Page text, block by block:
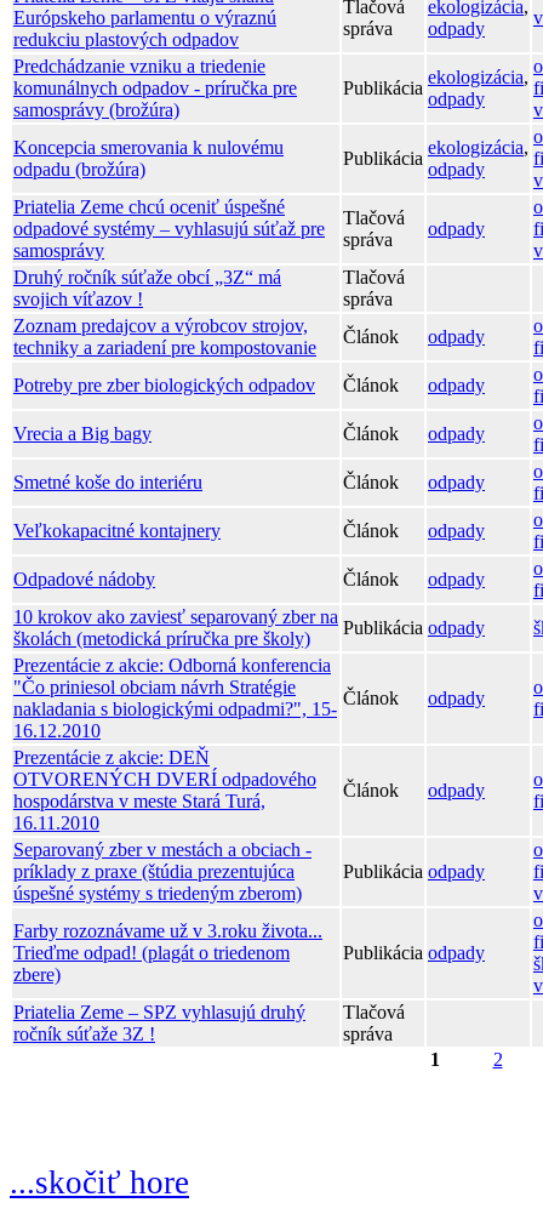
Európskeho parlamentu o výraznú
redukciu plastových odpadov
Tlačová
správa
ekologizácia,
odpady
Predchádzanie vzniku a triedenie
komunálnych odpadov - príručka pre
samosprávy (brožúra)
Publikácia
ekologizácia,
odpady
Koncepcia smerovania k nulovému
odpadu (brožúra)
Publikácia
ekologizácia,
odpady
Priatelia Zeme chcú oceniť úspešné
odpadové systémy – vyhlasujú súťaž pre
samosprávy
Tlačová
správa
odpady
Druhý ročník súťaže obcí „3Z“ má
svojich víťazov !
Tlačová
správa
Zoznam predajcov a výrobcov strojov,
techniky a zariadení pre kompostovanie
Článok odpady
Potreby pre zber biologických odpadov
Článok odpady
Vrecia a Big bagy
Článok odpady
Smetné koše do interiéru
Článok odpady
Veľkokapacitné kontajnery
Článok odpady
Odpadové nádoby
Článok odpady
10 krokov ako zaviesť separovaný zber na
školách (metodická príručka pre školy)
Publikácia odpady
Prezentácie z akcie: Odborná konferencia
"Čo priniesol obciam návrh Stratégie
nakladania s biologickými odpadmi?", 15-
16.12.2010
Článok odpady
Prezentácie z akcie: DEŇ
OTVORENÝCH DVERÍ odpadového
hospodárstva v meste Stará Turá,
16.11.2010
Článok odpady
Separovaný zber v mestách a obciach -
príklady z praxe (štúdia prezentujúca
úspešné systémy s triedeným zberom)
Publikácia odpady
Farby rozoznávame už v 3.roku života...
Trieďme odpad! (plagát o triedenom
zbere)
Publikácia odpady
Priatelia Zeme – SPZ vyhlasujú druhý
ročník súťaže 3Z !
Tlačová
správa
1
2
...skočiť hore